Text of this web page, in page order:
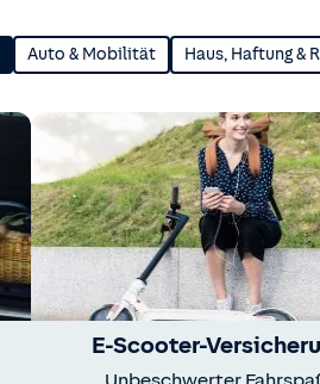
Auto & Mobilität Haus, Haftung &
E-Scooter-